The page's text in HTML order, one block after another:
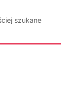
szukane